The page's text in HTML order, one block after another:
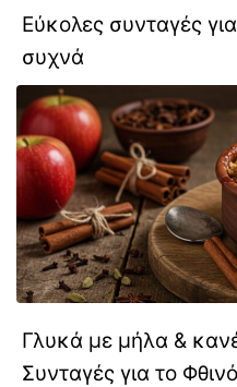
Εύκολες συνταγές
συχνά
Γλυκά με μήλα &
Συνταγές για το